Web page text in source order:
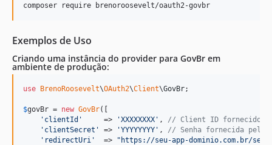
composer require brenoroosevelt/oauth2-govbr
Exemplos de Uso
Criando uma instância do provider para GovBr em
ambiente de produção:
use BrenoRoosevelt\OAuth2\Client\GovBr;
$govBr = new GovBr([
' clientId '
     =>
'XXXXXXXX ' , // Client ID fornecido
' clientSecret ' => 'YYYYYYYY ' , // Senha fornecida pelo
' redirectUri '
  =>
" https://seu-app-dominio.com.br/